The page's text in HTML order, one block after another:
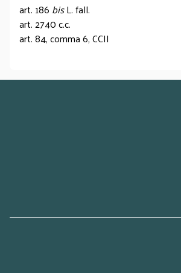
art. 186 bisL. fall.
art. 2740 c.c.
art. 84, comma 6, CCII